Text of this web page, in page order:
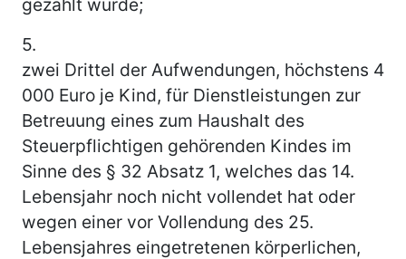
5.
zwei Drittel der Aufwendungen, höchstens 4
000 Euro je Kind, für Dienstleistungen zur
Betreuung eines zum Haushalt des
Steuerpflichtigen gehörenden Kindes im
Sinne des § 32 Absatz 1, welches das 14.
Lebensjahr noch nicht vollendet hat oder
wegen einer vor Vollendung des 25.
Lebensjahres eingetretenen körperlichen,